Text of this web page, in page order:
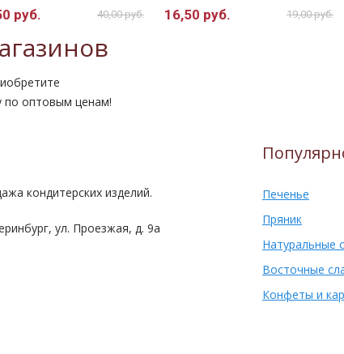
руб. 40,00 руб. 16,50 руб. 19,00 руб.
по оптовым ценам!
кондитерских изделий.
ул. Проезжая, д. 9а
Печенье
Пряник
Натуральные
Восточные
Конфеты и